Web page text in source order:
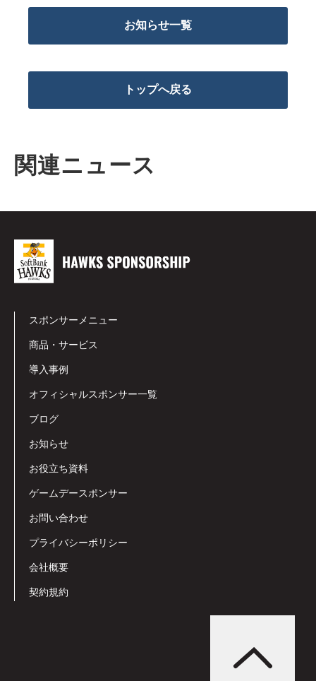
お知らせ一覧
トップへ戻る
関連ニュース
スポンサーメニュー
商品・サービス
導入事例
オフィシャルスポンサー一覧
ブログ
お知らせ
お役立ち資料
ゲームデースポンサー
お問い合わせ
プライバシーポリシー
会社概要
契約規約